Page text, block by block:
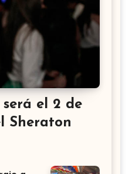
el 2 de
Sheraton